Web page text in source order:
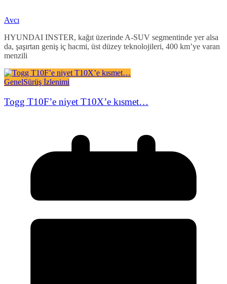
Avcı
HYUNDAI INSTER, kağıt üzerinde A-SUV segmentinde yer alsa
da, şaşırtan geniş iç hacmi, üst düzey teknolojileri, 400 km’ye varan
menzili
GenelSürüş İzlenimi
Togg T10F’e niyet T10X’e kısmet…